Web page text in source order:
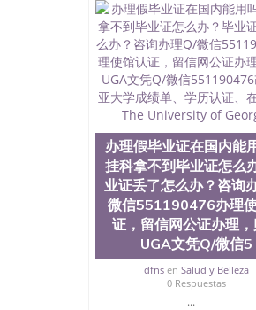
State University）圣何
University）圣何塞州立
何塞州立大学（San
立大学学位证（San
立大学结业证（San
立大学学位证（San
立大学学历证书（San
塞州立大学学历证书（
读CQU中央昆士兰大学
学历
央昆士兰大学学历成绩
理假毕业证在国内能用
理使馆认证，留信网公
The University of
办理假毕业证在国内能
挂科拿不到毕业证怎么
业证丢了怎么办？咨询
微信551190476办理
证，留信网公证办理
UGA文凭Q/微信5
dfns enSalud y Belleza
0 Respuestas
...